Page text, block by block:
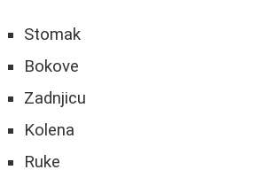
Stomak
Bokove
Zadnjicu
Kolena
Ruke